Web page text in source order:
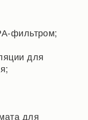
фильтром;
для
для